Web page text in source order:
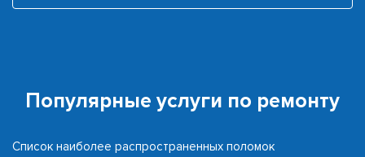
Популярные услуги по ремонту
Список наиболее распространенных поломок